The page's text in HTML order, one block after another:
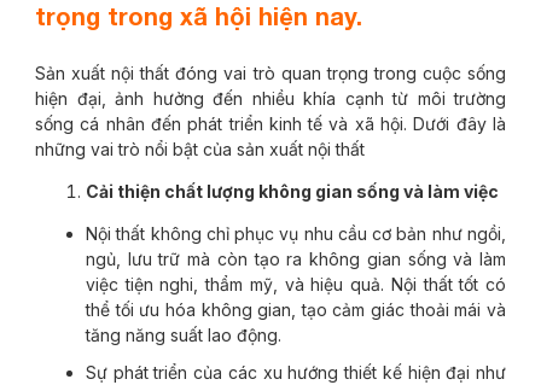
trọng trong xã hội hiện nay.
Sản xuất nội thất đóng vai trò quan trọng trong cuộc sống
hiện đại, ảnh hưởng đến nhiều khía cạnh từ môi trường
sống cá nhân đến phát triển kinh tế và xã hội. Dưới đây là
những vai trò nổi bật của sản xuất nội thất
Cải thiện chất lượng không gian sống và làm việc
Nội thất không chỉ phục vụ nhu cầu cơ bản như ngồi,
ngủ, lưu trữ mà còn tạo ra không gian sống và làm
việc tiện nghi, thẩm mỹ, và hiệu quả. Nội thất tốt có
thể tối ưu hóa không gian, tạo cảm giác thoải mái và
tăng năng suất lao động.
Sự phát triển của các xu hướng thiết kế hiện đại như